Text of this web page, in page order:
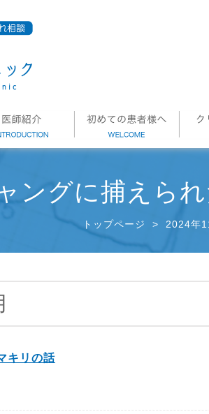
ングに捕えら
トップページ > 2024年
キリの話